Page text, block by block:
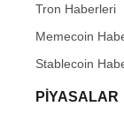
Tron Haberleri
Memecoin
Stablecoin
PIYASALAR